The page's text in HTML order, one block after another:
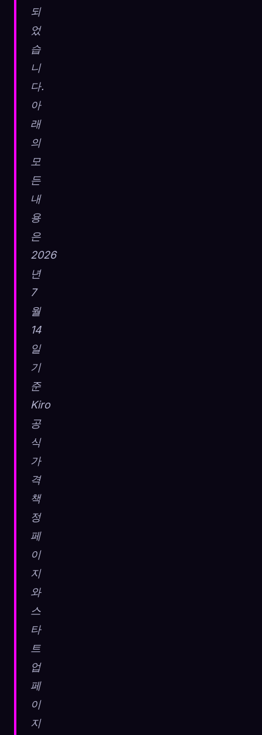
되
었
습
니
다.
아
래
의
모
든
내
용
은
2026
년
7
월
14
일
기
준
Kiro
공
식
가
격
책
정
페
이
지
와
스
타
트
업
페
이
지